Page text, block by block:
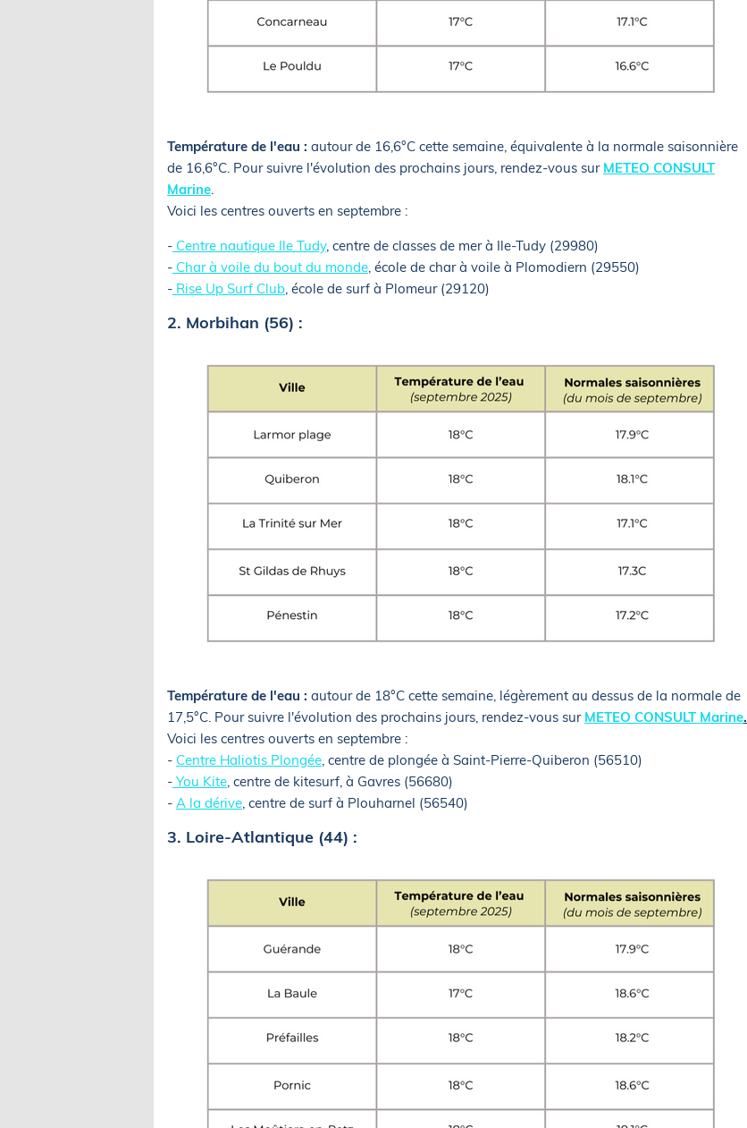
Température de l'eau : autour de 16,6°C cette semaine, équivalente à la normale saisonnière
de 16,6°C. Pour suivre l'évolution des prochains jours, rendez-vous sur METEO CONSULT
Marine.
Voici les centres ouverts en septembre :
- Centre nautique Ile Tudy, centre de classes de mer à Ile-Tudy (29980)
- Char à voile du bout du monde, école de char à voile à Plomodiern (29550)
- Rise Up Surf Club, école de surf à Plomeur (29120)
2. Morbihan (56) :
Température de l'eau : autour de 18°C cette semaine, légèrement au dessus de la normale de
17,5°C. Pour suivre l'évolution des prochains jours, rendez-vous sur METEO CONSULT Marine.
Voici les centres ouverts en septembre :
- Centre Haliotis Plongée, centre de plongée à Saint-Pierre-Quiberon (56510)
- You Kite, centre de kitesurf, à Gavres (56680)
- A la dérive, centre de surf à Plouharnel (56540)
3. Loire-Atlantique (44) :